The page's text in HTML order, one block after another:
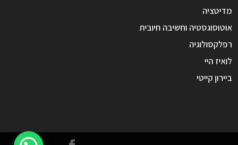
מדיטציה
אוטוסוגסטיה וחשיבה חיובית
רפלקסולוגיה
לואיז היי
ביירון קייטי